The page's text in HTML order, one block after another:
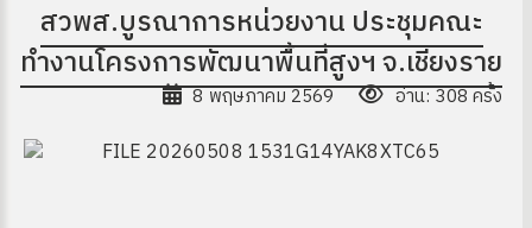
สวพส.บูรณาการหน่วยงาน ประชุมคณะ
ทำงานโครงการพัฒนาพื้นที่สูงฯ จ.เชียงราย
8 พฤษภาคม 2569 อ่าน: 308 ครั้ง